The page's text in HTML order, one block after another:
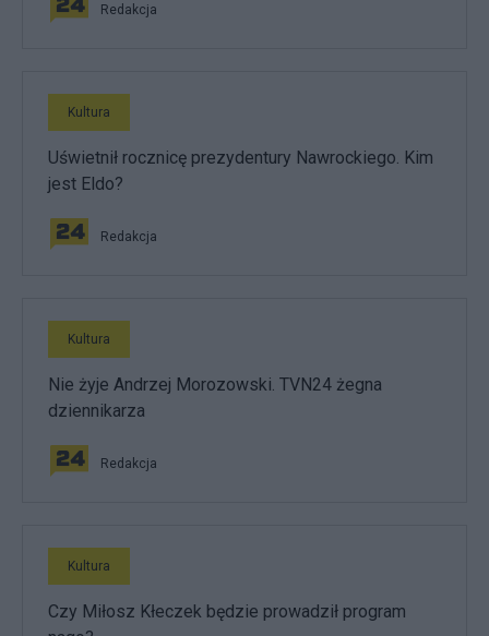
Redakcja
Kultura
Uświetnił rocznicę prezydentury Nawrockiego. Kim
jest Eldo?
Redakcja
Kultura
Nie żyje Andrzej Morozowski. TVN24 żegna
dziennikarza
Redakcja
Kultura
Czy Miłosz Kłeczek będzie prowadził program